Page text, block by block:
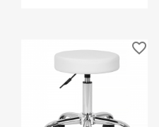
favorite_border